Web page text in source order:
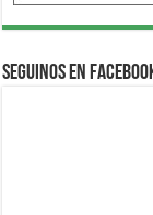
Seguinos en